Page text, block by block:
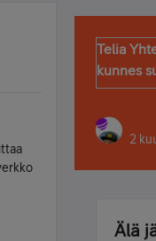
Telia
kunnes
2
Älä